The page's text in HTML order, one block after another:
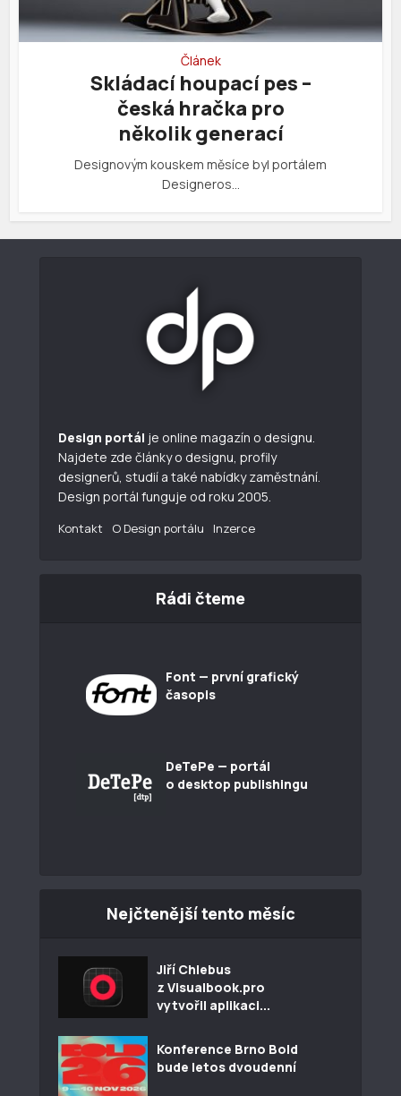
Článek
Skládací houpací pes –
česká hračka pro
několik generací
Designovým kouskem měsíce byl portálem
Designeros…
Design portál je online magazín o designu.
Najdete zde články o designu, profily
designerů, studií a také nabídky zaměstnání.
Design portál funguje od roku 2005.
Kontakt O Design portálu Inzerce
Rádi čteme
Font — první grafický
časopis
DeTePe — portál
o desktop publishingu
Nejčtenější tento měsíc
Jiří Chlebus
z Visualbook.pro
vytvořil aplikaci...
Konference Brno Bold
bude letos dvoudenní